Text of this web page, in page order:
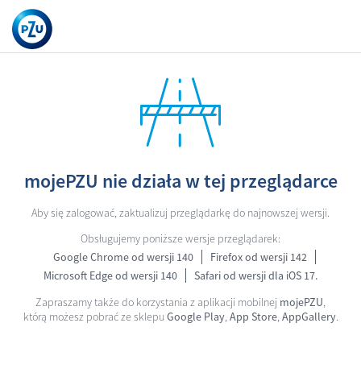
mojePZU nie działa w tej przeglądarce
Aby się zalogować, zaktualizuj przeglądarkę do najnowszej wersji.
Obsługujemy poniższe wersje przeglądarek:
Google Chrome od wersji 140
Firefox od wersji 142
Microsoft Edge od wersji 140
Safari od wersji dla iOS 17.
Zapraszamy także do korzystania z aplikacji mobilnej mojePZU,
którą możesz pobrać ze sklepu Google Play,App Store,AppGallery.